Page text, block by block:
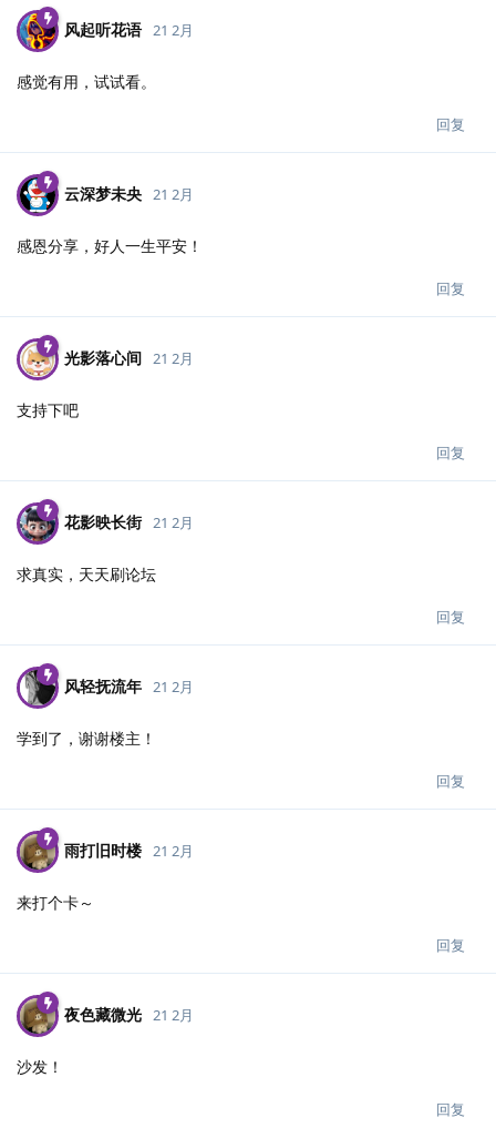
风起听花语 21 2月
感觉有用，试试看。
回复
云深梦未央 21 2月
感恩分享，好人一生平安！
回复
光影落心间 21 2月
支持下吧
回复
花影映长街 21 2月
求真实，天天刷论坛
回复
风轻抚流年 21 2月
学到了，谢谢楼主！
回复
雨打旧时楼 21 2月
来打个卡～
回复
夜色藏微光 21 2月
沙发！
回复